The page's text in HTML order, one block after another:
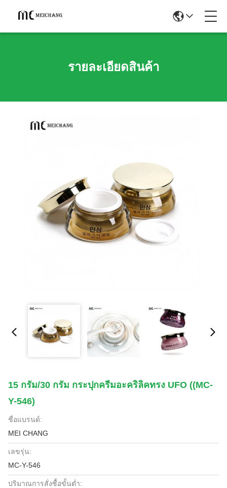
รายละเอียดสินค้า
15 กรัม/30 กรัม กระปุกครีมอะคริลิคทรง UFO ((MC-
Y-546)
ชื่อแบรนด์:
MEI CHANG
เลขรุ่น:
MC-Y-546
ปริมาณการสั่งซื้อขั้นต่ำ: